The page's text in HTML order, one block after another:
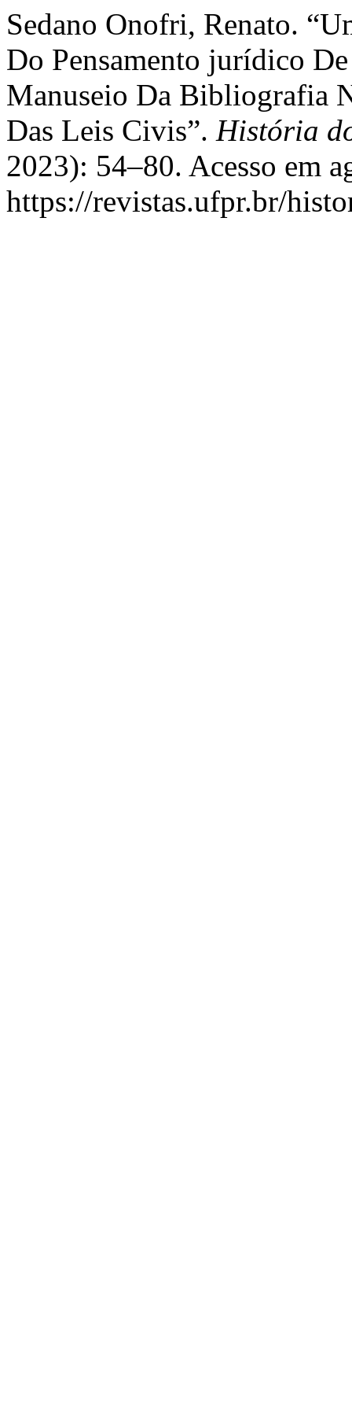
Sedano Onofri, Renato.
Do Pensamento jurídico
Manuseio Da Bibliografia
Das Leis Civis”. História
2023): 54–80. Acesso em
https://revistas.ufpr.br/